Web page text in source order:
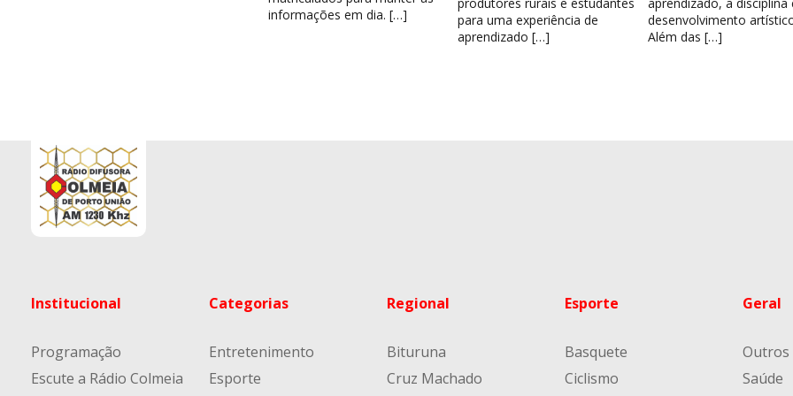
informações em dia. […]
para uma experiência de
aprendizado […]
desenvolvimento
Além das […]
Institucional
Programação
Escute a Rádio Colmeia
Categorias
Entretenimento
Esporte
Regional
Bituruna
Cruz Machado
Esporte
Basquete
Ciclismo
Geral
Outros
Saúde